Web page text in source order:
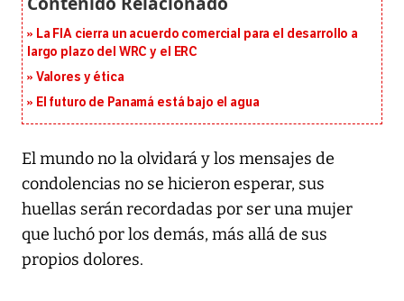
La FIA cierra un acuerdo comercial para el desarrollo a
largo plazo del WRC y el ERC
Valores y ética
El futuro de Panamá está bajo el agua
El mundo no la olvidará y los mensajes de
condolencias no se hicieron esperar, sus
huellas serán recordadas por ser una mujer
que luchó por los demás, más allá de sus
propios dolores.